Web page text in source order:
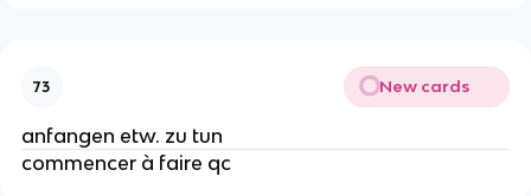
73 New cards
anfangen etw. zu tun
commencer à faire qc